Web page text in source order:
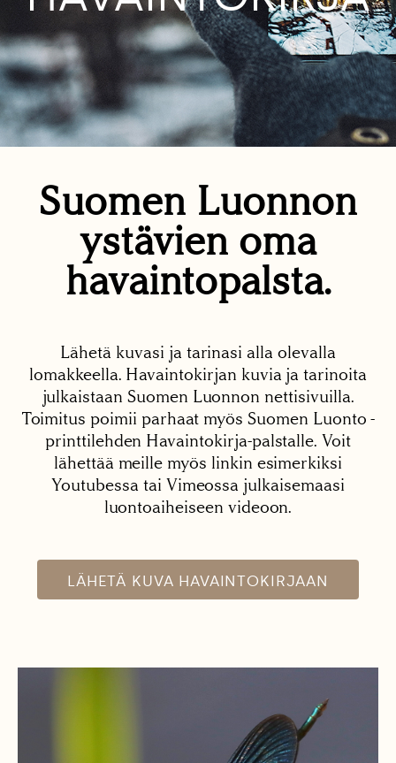
Suomen Luonnon
ystävien oma
havaintopalsta.
Lähetä kuvasi ja tarinasi alla olevalla
lomakkeella. Havaintokirjan kuvia ja tarinoita
julkaistaan Suomen Luonnon nettisivuilla.
Toimitus poimii parhaat myös Suomen Luonto -
printtilehden Havaintokirja-palstalle. Voit
lähettää meille myös linkin esimerkiksi
Youtubessa tai Vimeossa julkaisemaasi
luontoaiheiseen videoon.
LÄHETÄ KUVA HAVAINTOKIRJAAN